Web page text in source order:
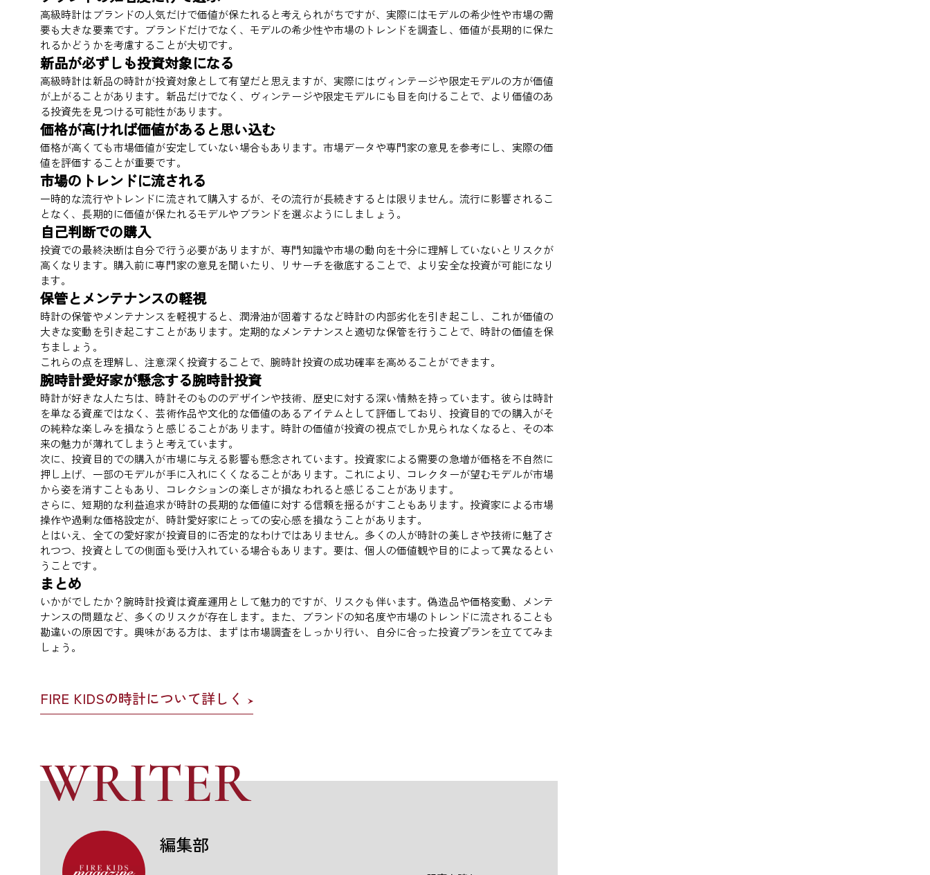
高級時計はブランドの人気だけで価値が保たれると考えられがちですが、実際にはモデルの希少性や市場の需
要も大きな要素です。ブランドだけでなく、モデルの希少性や市場のトレンドを調査し、価値が長期的に保た
れるかどうかを考慮することが大切です。
新品が必ずしも投資対象になる
高級時計は新品の時計が投資対象として有望だと思えますが、実際にはヴィンテージや限定モデルの方が価値
が上がることがあります。新品だけでなく、ヴィンテージや限定モデルにも目を向けることで、より価値のあ
る投資先を見つける可能性があります。
価格が高ければ価値があると思い込む
価格が高くても市場価値が安定していない場合もあります。市場データや専門家の意見を参考にし、実際の価
値を評価することが重要です。
市場のトレンドに流される
一時的な流行やトレンドに流されて購入するが、その流行が長続きするとは限りません。流行に影響されるこ
となく、長期的に価値が保たれるモデルやブランドを選ぶようにしましょう。
自己判断での購入
投資での最終決断は自分で行う必要がありますが、専門知識や市場の動向を十分に理解していないとリスクが
高くなります。購入前に専門家の意見を聞いたり、リサーチを徹底することで、より安全な投資が可能になり
ます。
保管とメンテナンスの軽視
時計の保管やメンテナンスを軽視すると、潤滑油が固着するなど時計の内部劣化を引き起こし、これが価値の
大きな変動を引き起こすことがあります。定期的なメンテナンスと適切な保管を行うことで、時計の価値を保
ちましょう。
これらの点を理解し、注意深く投資することで、腕時計投資の成功確率を高めることができます。
腕時計愛好家が懸念する腕時計投資
時計が好きな人たちは、時計そのもののデザインや技術、歴史に対する深い情熱を持っています。彼らは時計
を単なる資産ではなく、芸術作品や文化的な価値のあるアイテムとして評価しており、投資目的での購入がそ
の純粋な楽しみを損なうと感じることがあります。時計の価値が投資の視点でしか見られなくなると、その本
来の魅力が薄れてしまうと考えています。
次に、投資目的での購入が市場に与える影響も懸念されています。投資家による需要の急増が価格を不自然に
押し上げ、一部のモデルが手に入れにくくなることがあります。これにより、コレクターが望むモデルが市場
から姿を消すこともあり、コレクションの楽しさが損なわれると感じることがあります。
さらに、短期的な利益追求が時計の長期的な価値に対する信頼を揺るがすこともあります。投資家による市場
操作や過剰な価格設定が、時計愛好家にとっての安心感を損なうことがあります。
とはいえ、全ての愛好家が投資目的に否定的なわけではありません。多くの人が時計の美しさや技術に魅了さ
れつつ、投資としての側面も受け入れている場合もあります。要は、個人の価値観や目的によって異なるとい
うことです。
まとめ
いかがでしたか？腕時計投資は資産運用として魅力的ですが、リスクも伴います。偽造品や価格変動、メンテ
ナンスの問題など、多くのリスクが存在します。また、ブランドの知名度や市場のトレンドに流されることも
勘違いの原因です。興味がある方は、まずは市場調査をしっかり行い、自分に合った投資プランを立ててみま
しょう。
FIRE KIDSの時計について詳しく
WRITER
編集部